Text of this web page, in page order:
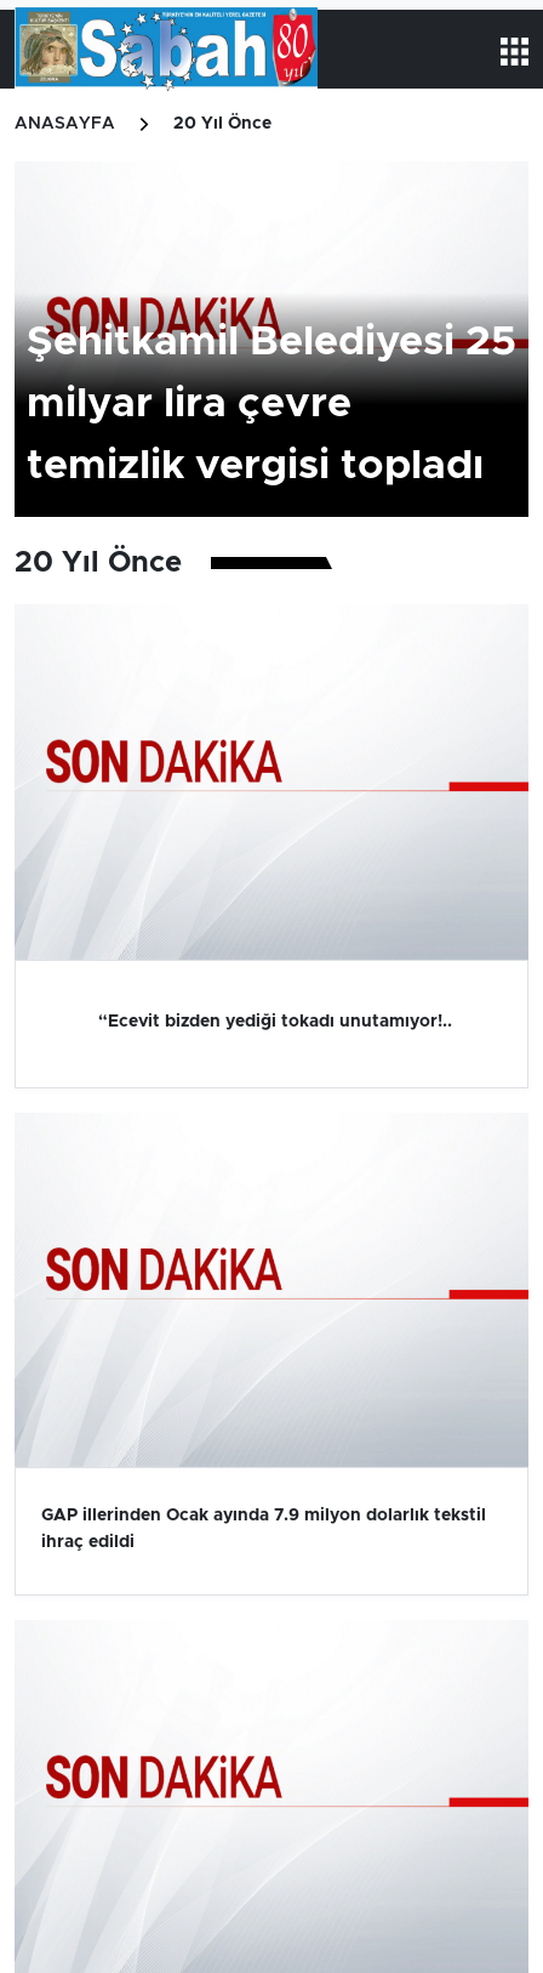
ANASAYFA 20 Yıl Önce
Şehitkamil Belediyesi 25
milyar lira çevre
temizlik vergisi topladı
20 Yıl Önce
“Ecevit bizden yediği tokadı unutamıyor!..
GAP illerinden Ocak ayında 7.9 milyon dolarlık tekstil
ihraç edildi